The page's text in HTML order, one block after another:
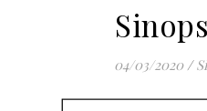
04/03/2020 /